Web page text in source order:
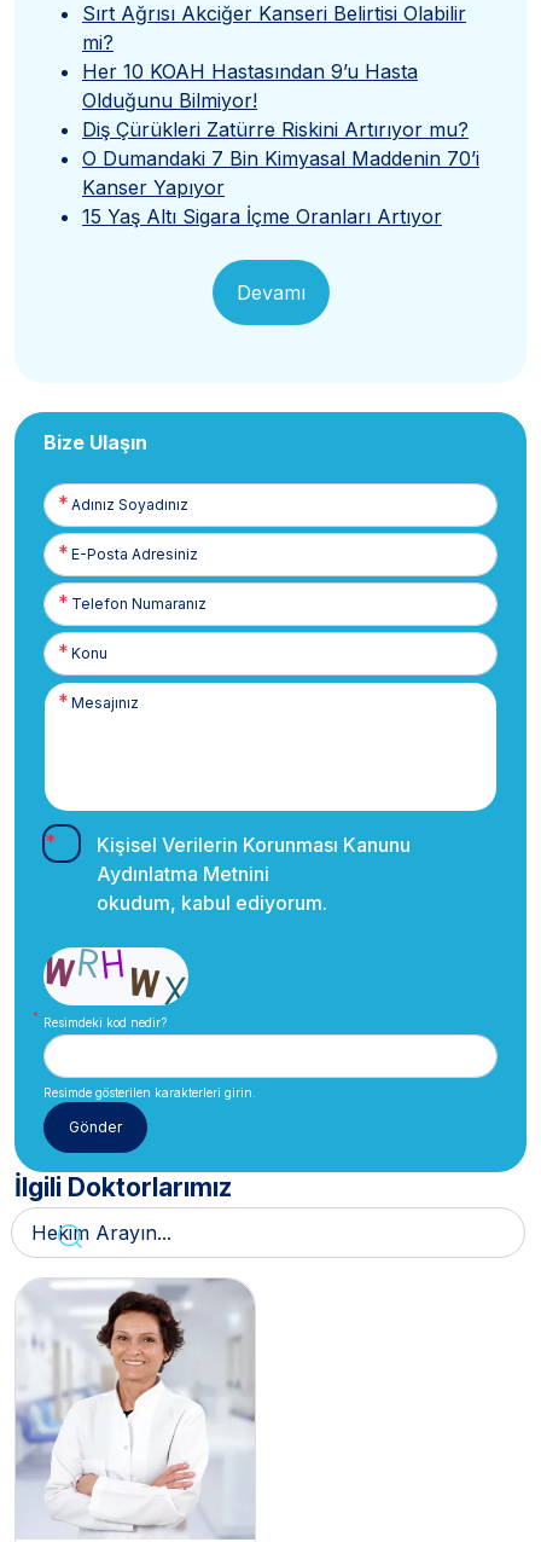
Sırt Ağrısı Akciğer Kanseri Belirtisi Olabilir
mi?
Her 10 KOAH Hastasından 9’u Hasta
Olduğunu Bilmiyor!
Diş Çürükleri Zatürre Riskini Artırıyor mu?
O Dumandaki 7 Bin Kimyasal Maddenin 70’i
Kanser Yapıyor
15 Yaş Altı Sigara İçme Oranları Artıyor
Devamı
Bize Ulaşın
Adınız
Soyadınız
E-
Posta
Telefon
Numaranız
Kişisel Verilerin Korunması Kanunu
Aydınlatma Metnini
okudum, kabul ediyorum.
Resimdeki kod nedir?
Resimde gösterilen karakterleri girin.
İlgili Doktorlarımız